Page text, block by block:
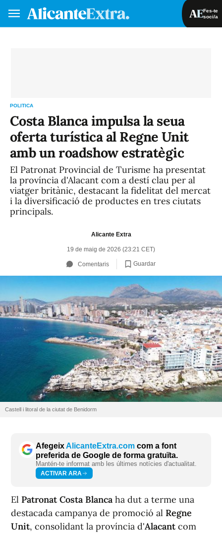
Fes-te
soci/a
POLITICA
Costa Blanca impulsa la seua
oferta turística al Regne Unit
amb un roadshow estratègic
El Patronat Provincial de Turisme ha presentat
la província d'Alacant com a destí clau per al
viatger britànic, destacant la fidelitat del mercat
i la diversificació de productes en tres ciutats
principals.
Alicante Extra
19 de maig de 2026 (23:21 CET)
Comentaris Guardar
Castell i litoral de la ciutat de Benidorm
AfegeixAlicanteExtra.com com a font
preferida de Google de forma gratuïta.
Mantén-te informat amb les últimes notícies d'actualitat.
ACTIVAR ARA
El Patronat Costa Blanca ha dut a terme una
destacada campanya de promoció al Regne
Unit, consolidant la província d'Alacantcom